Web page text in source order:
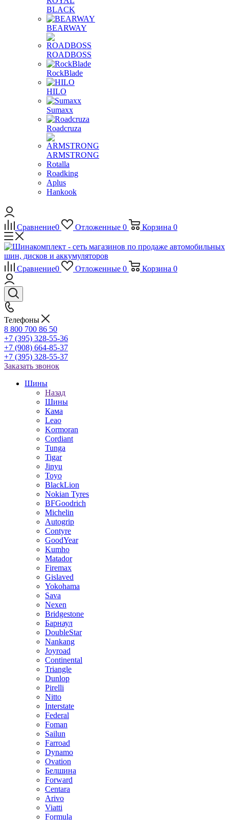
BLACK
BEARWAY
ROADBOSS
RockBlade
HILO
Sumaxx
Roadcruza
ARMSTRONG
Rotalla
Roadking
Aplus
Hankook
Сравнение0 Отложенные 0 Корзина 0
Сравнение0 Отложенные 0 Корзина 0
Телефоны
8 800 700 86 50
+7 (395) 328-55-36
+7 (908) 664-85-37
+7 (395) 328-55-37
Заказать звонок
Шины
Назад
Шины
Кама
Leao
Kormoran
Cordiant
Tunga
Tigar
Jinyu
Toyo
BlackLion
Nokian Tyres
BFGoodrich
Michelin
Autogrip
Contyre
GoodYear
Kumho
Matador
Firemax
Gislaved
Yokohama
Sava
Nexen
Bridgestone
Барнаул
DoubleStar
Nankang
Joyroad
Continental
Triangle
Dunlop
Pirelli
Nitto
Interstate
Federal
Foman
Sailun
Farroad
Dynamo
Ovation
Белшина
Forward
Centara
Arivo
Viatti
Formula